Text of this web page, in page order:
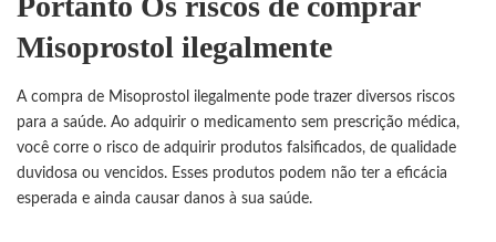
Misoprostol ilegalmente
A compra de Misoprostol ilegalmente pode trazer diversos riscos
para a saúde. Ao adquirir o medicamento sem prescrição médica,
você corre o risco de adquirir produtos falsificados, de qualidade
duvidosa ou vencidos. Esses produtos podem não ter a eficácia
esperada e ainda causar danos à sua saúde.